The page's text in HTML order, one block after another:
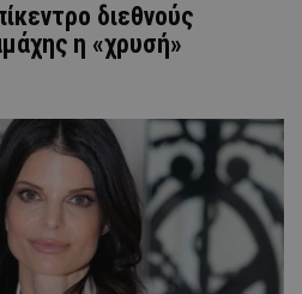
διεθνούς
η «χρυσή»